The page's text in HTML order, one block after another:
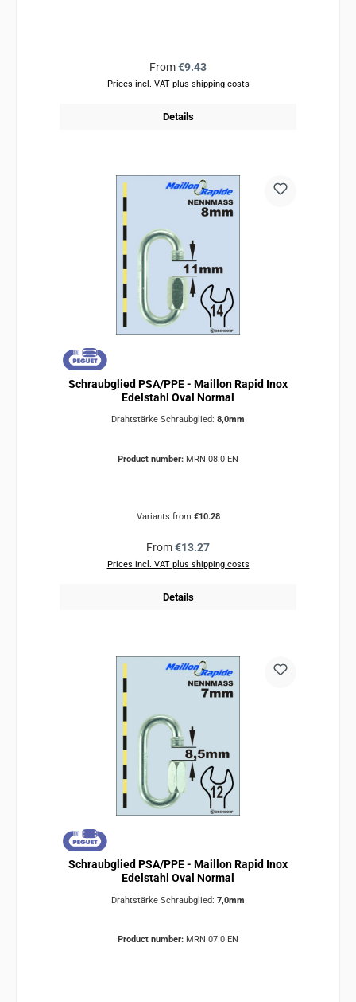
Regular price:
From€9.43
Prices incl. VAT plus shipping costs
Details
Schraubglied PSA/PPE - Maillon Rapid Inox
Edelstahl Oval Normal
Drahtstärke Schraubglied: 8,0mm
Product number: MRNI08.0 EN
Variants from €10.28
Regular price:
From€13.27
Prices incl. VAT plus shipping costs
Details
Schraubglied PSA/PPE - Maillon Rapid Inox
Edelstahl Oval Normal
Drahtstärke Schraubglied: 7,0mm
Product number: MRNI07.0 EN